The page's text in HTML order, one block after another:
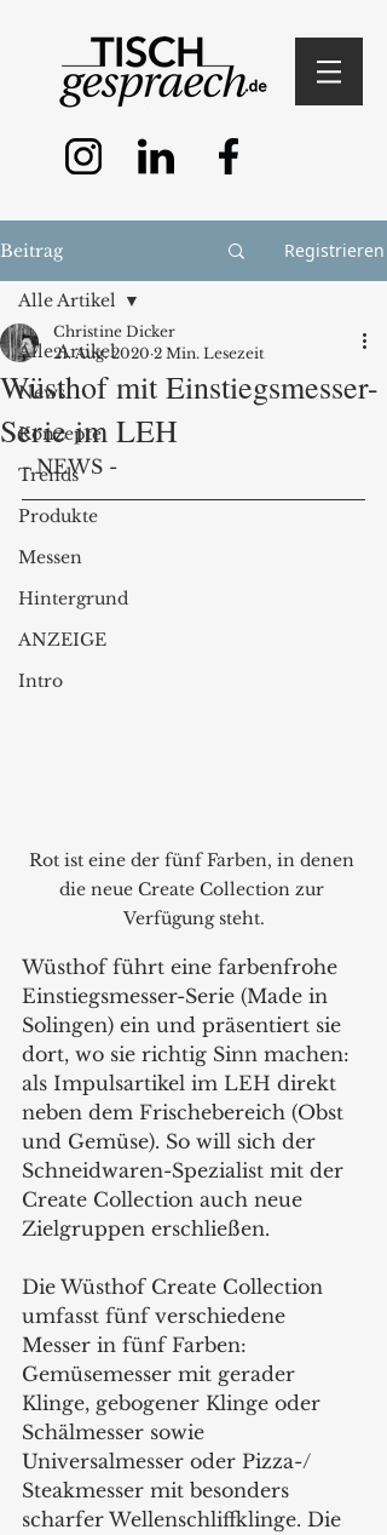
Beitrag Registrieren
Alle Artikel
News
Konzepte
Trends
Produkte
Messen
Hintergrund
ANZEIGE
Intro
Alle Artikel
Wüsthof mit Einstiegsmesser-
Serie im LEH
Christine Dicker
21. Aug. 2020 2 Min. Lesezeit
- NEWS -
Rot ist eine der fünf Farben, in denen
die neue Create Collection zur
Verfügung steht.
Wüsthof führt eine farbenfrohe
Einstiegsmesser-Serie (Made in
Solingen) ein und präsentiert sie
dort, wo sie richtig Sinn machen:
als Impulsartikel im LEH direkt
neben dem Frischebereich (Obst
und Gemüse). So will sich der
Schneidwaren-Spezialist mit der
Create Collection auch neue
Zielgruppen erschließen.
Die Wüsthof Create Collection
umfasst fünf verschiedene
Messer in fünf Farben:
Gemüsemesser mit gerader
Klinge, gebogener Klinge oder
Schälmesser sowie
Universalmesser oder Pizza-/
Steakmesser mit besonders
scharfer Wellenschliffklinge. Die